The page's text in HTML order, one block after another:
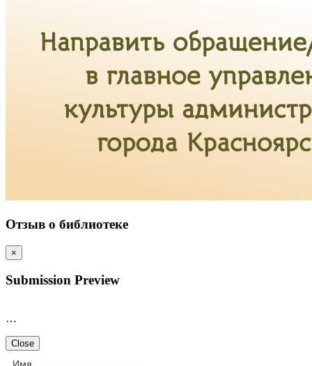
Отзыв о библиотеке
×
Submission Preview
…
Close